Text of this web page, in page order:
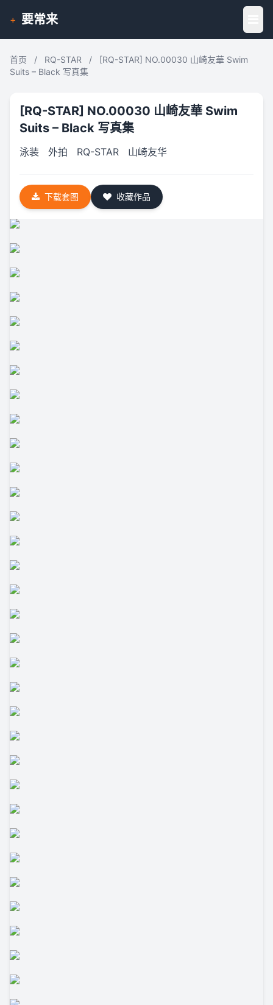
+ 要常来
首页 / RQ-STAR /
[RQ-STAR] NO.00030 山崎友華 Swim
Suits – Black 写真集
[RQ-STAR] NO.00030 山崎友華 Swim
Suits – Black 写真集
泳装 外拍 RQ-STAR 山崎友华
下载套图 收藏作品